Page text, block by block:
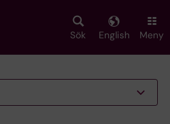
Sök English Meny